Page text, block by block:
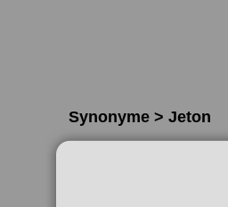
Synonyme > Jeton